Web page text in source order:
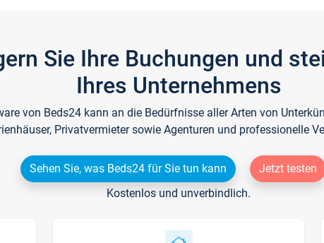
Sie Ihre Buchungen und
Ihres Unternehmens
von Beds24 kann an die Bedürfnisse aller Arten von
Privatvermieter sowie Agenturen und professionelle
Sehen Sie, was Beds24 für Sie tun kann
Jetzt testen
Kostenlos und unverbindlich.